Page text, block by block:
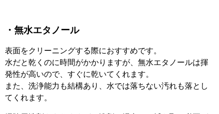
・無水エタノール
表面をクリーニングする際におすすめです。
水だと乾くのに時間がかかりますが、無水エタノールは揮
発性が高いので、すぐに乾いてくれます。
また、洗浄能力も結構あり、水では落ちない汚れも落とし
てくれます。